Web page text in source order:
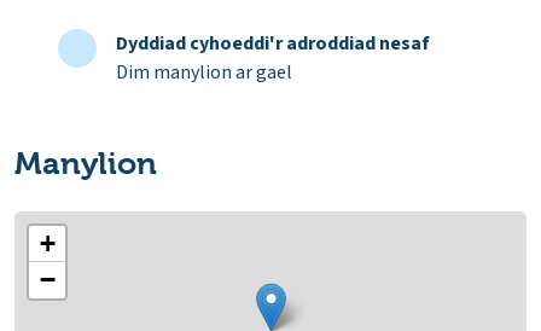
Dyddiad cyhoeddi'r adroddiad nesaf
Dim manylion ar gael
Manylion
+
−